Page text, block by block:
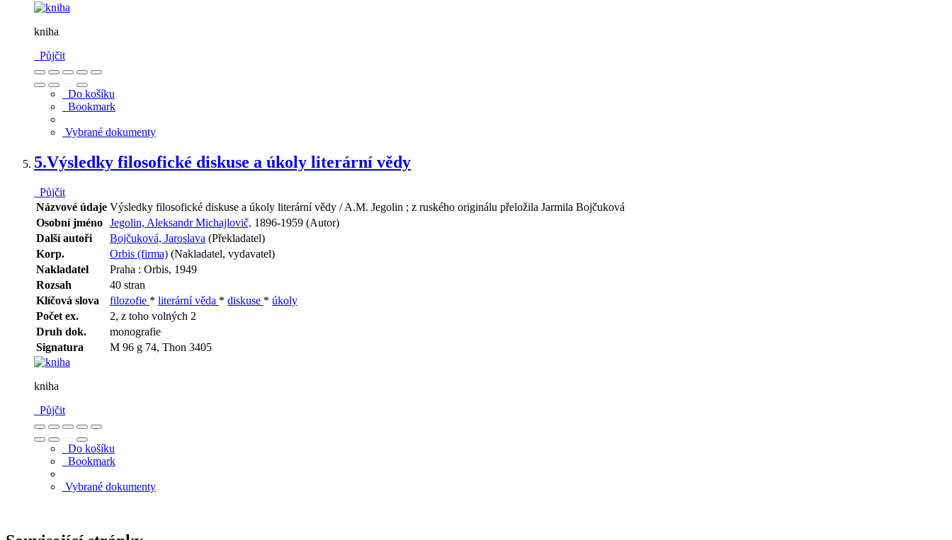
kniha
Půjčit
Do košíku
Bookmark
Vybrané dokumenty
5.Výsledky filosofické diskuse a úkoly literární vědy
Půjčit
Názvové údaje Výsledky filosofické diskuse a úkoly literární vědy / A.M. Jegolin ; z ruského originálu přeložila Jarmila Bojčuková
Osobní jméno Jegolin, Aleksandr Michajlovič, 1896-1959 (Autor)
Další autoři
Bojčuková, Jaroslava (Překladatel)
Korp.
Orbis (firma) (Nakladatel, vydavatel)
Nakladatel
Praha : Orbis, 1949
Rozsah
40 stran
Klíčová slova
filozofie * literární věda * diskuse * úkoly
Počet ex.
2, z toho volných 2
Druh dok.
monografie
Signatura
M 96 g 74, Thon 3405
kniha
Půjčit
Do košíku
Bookmark
Vybrané dokumenty